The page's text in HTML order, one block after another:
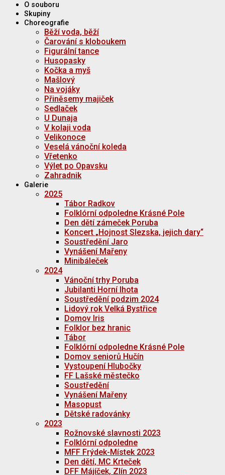
O souboru
Skupiny
Choreografie
Běží voda, běží
Čarování s kloboukem
Figurální tance
Husopasky
Kočka a myš
Mašlový
Na vojáky
Přiněsemy majiček
Sedlaček
U Dunaja
V kolaji voda
Velikonoce
Veselá vánoční koleda
Vřetenko
Výlet po Opavsku
Zahradnik
Galerie
2025
Tábor Radkov
Folklórní odpoledne Krásné Pole
Den dětí zámeček Poruba
Koncert „Hojnost Slezska, jejich dary“
Soustředění Jaro
Vynášení Mařeny
Minibáleček
2024
Vánoční trhy Poruba
Jubilanti Horní lhota
Soustředění podzim 2024
Lidový rok Velká Bystřice
Domov Iris
Folklor bez hranic
Tábor
Folklórní odpoledne Krásné Pole
Domov seniorů Hučín
Vystoupení Hlubočky
FF Lašské městečko
Soustředění
Vynášení Mařeny
Masopust
Dětské radovánky
2023
Rožnovské slavnosti 2023
Folklórní odpoledne
MFF Frýdek-Místek 2023
Den dětí, MC Krteček
DFF Májíček, Zlín 2023